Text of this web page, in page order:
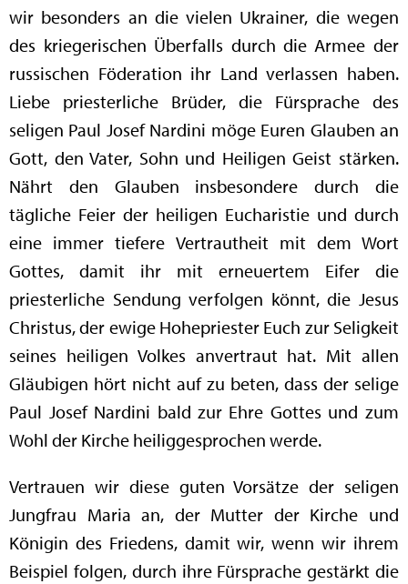
wir besonders an die vielen Ukrainer, die wegen
des kriegerischen Überfalls durch die Armee der
russischen Föderation ihr Land verlassen haben.
Liebe priesterliche Brüder, die Fürsprache des
seligen Paul Josef Nardini möge Euren Glauben an
Gott, den Vater, Sohn und Heiligen Geist stärken.
Nährt den Glauben insbesondere durch die
tägliche Feier der heiligen Eucharistie und durch
eine immer tiefere Vertrautheit mit dem Wort
Gottes, damit ihr mit erneuertem Eifer die
priesterliche Sendung verfolgen könnt, die Jesus
Christus, der ewige Hohepriester Euch zur Seligkeit
seines heiligen Volkes anvertraut hat. Mit allen
Gläubigen hört nicht auf zu beten, dass der selige
Paul Josef Nardini bald zur Ehre Gottes und zum
Wohl der Kirche heiliggesprochen werde.
Vertrauen wir diese guten Vorsätze der seligen
Jungfrau Maria an, der Mutter der Kirche und
Königin des Friedens, damit wir, wenn wir ihrem
Beispiel folgen, durch ihre Fürsprache gestärkt die